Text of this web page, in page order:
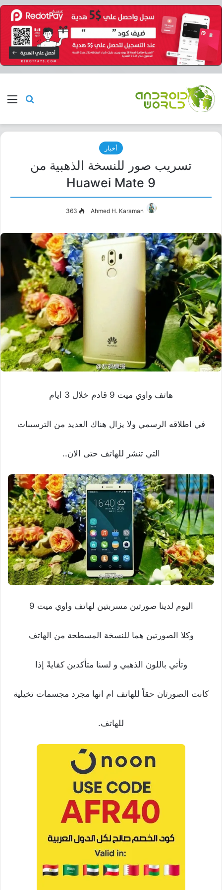
بحث
أخبار
تسريب صور للنسخة الذهبية من
Huawei Mate 9
Ahmed H. Karaman
363
هاتف واوي ميت 9 قادم خلال 3 ايام
في اطلاقه الرسمي ولا يزال هناك العديد من الترسيبات
التي تنشر للهاتف حتى الان..
اليوم لدينا صورتين مسربتين لهاتف واوي ميت 9
وكلا الصورتين هما للنسخة المسطحة من الهاتف
وتأتي باللون الذهبي و لسنا متأكدين كفايةً إذا
كانت الصورتان حقاً للهاتف ام انها مجرد مجسمات تخيلية
للهاتف.